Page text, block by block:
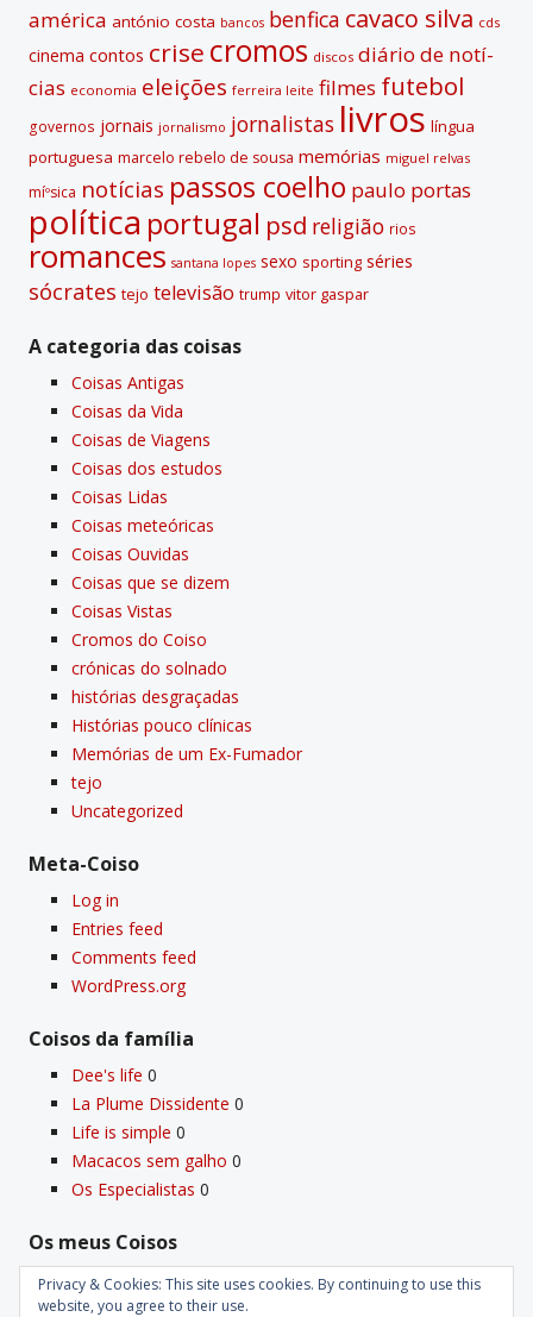
américa antónio costa bancos benfica cavaco silva cds
cinema contos crise cromos discos diário de notí­
cias economia eleições ferreira leite filmes futebol
governos jornais jornalismo jornalistas livros lí­ngua
portuguesa marcelo rebelo de sousa memórias miguel relvas
míºsica notí­cias passos coelho paulo portas
polí­tica portugal psd religião rios
romances santana lopes sexo sporting séries
sócrates tejo televisão trump vitor gaspar
A categoria das coisas
Coisas Antigas
Coisas da Vida
Coisas de Viagens
Coisas dos estudos
Coisas Lidas
Coisas meteóricas
Coisas Ouvidas
Coisas que se dizem
Coisas Vistas
Cromos do Coiso
crónicas do solnado
histórias desgraçadas
Histórias pouco clí­nicas
Memórias de um Ex-Fumador
tejo
Uncategorized
Meta-Coiso
Log in
Entries feed
Comments feed
WordPress.org
Coisos da famí­lia
Dee's life 0
La Plume Dissidente 0
Life is simple 0
Macacos sem galho 0
Os Especialistas 0
Os meus Coisos
Deus0
Velho Coiso0
Privacy & Cookies: This site uses cookies. By continuing to use this
website, you agree to their use.